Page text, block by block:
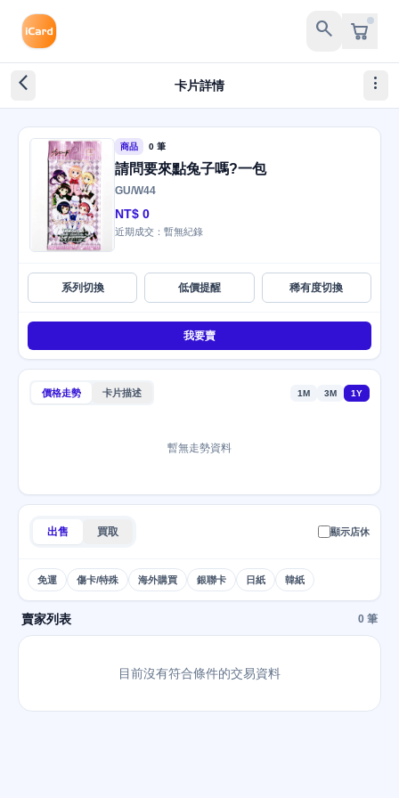
search
arrow_back_ios_new 卡片詳情 more_vert
商品 0 筆
請問要來點兔子嗎?一包
GU/W44
NT$ 0
近期成交：暫無紀錄
系列切換 低價提醒 稀有度切換
我要賣
價格走勢 卡片描述 1M 3M 1Y
暫無走勢資料
出售 買取 顯示店休
免運 傷卡/特殊 海外購買 銀聯卡 日紙 韓紙
賣家列表 0 筆
目前沒有符合條件的交易資料